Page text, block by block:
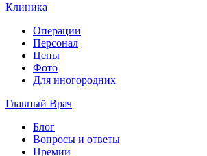
Клиника
Операции
Персонал
Цены
Фото
Для иногородних
Главный Врач
Блог
Вопросы и ответы
Премии